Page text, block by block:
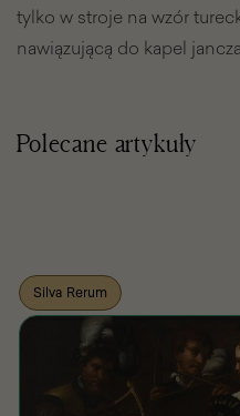
tylko w stroje na wzór
nawiązującą do kapel
Polecane artykuły
Silva Rerum